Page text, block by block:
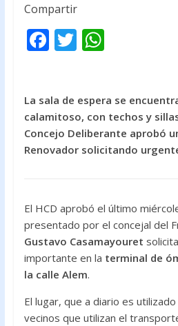
Compartir
F
b
o
o
T
er
W
s
A
p
La sala de espera se
calamitoso, con techos y
Concejo Deliberante aprobó
Renovador solicitando
El HCD aprobó el último
presentado por el concejal del
Gustavo Casamayouret
importante en la terminal de
la calle Alem.
El lugar, que a diario es
vecinos que utilizan el